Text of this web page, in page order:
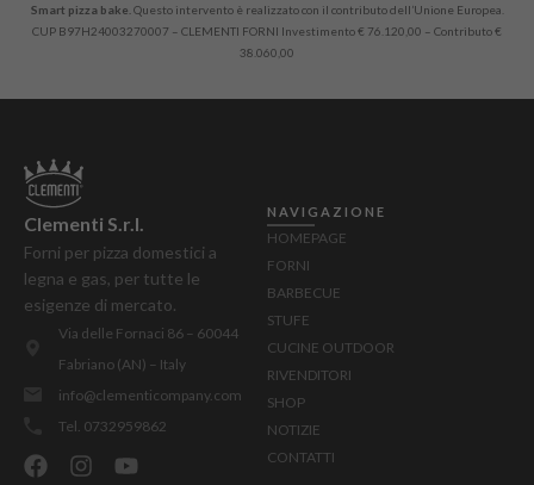
Smart pizza bake. Questo intervento è realizzato con il contributo dell’Unione Europea.
CUP B97H24003270007 – CLEMENTI FORNI Investimento € 76.120,00 – Contributo €
38.060,00
Clementi S.r.l.
Forni per pizza domestici a
legna e gas, per tutte le
esigenze di mercato.
Via delle Fornaci 86 – 60044
Fabriano (AN) – Italy
info@clementicompany.com
Tel. 0732959862
NAVIGAZIONE
HOMEPAGE
FORNI
BARBECUE
STUFE
CUCINE OUTDOOR
RIVENDITORI
SHOP
NOTIZIE
CONTATTI